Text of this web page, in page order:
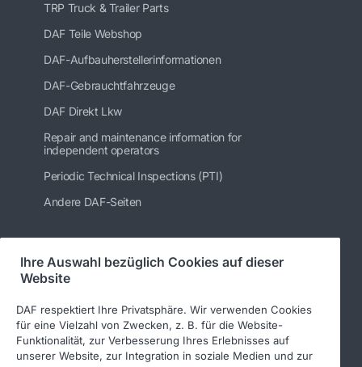
TRP Truck & Trailer Parts
DAF Teile Webshop
DAF-Aufbauherstellerinformationen
DAF-Gebrauchtfahrzeuge
DAF Direkt Lkw
Repair and maintenance information for
independent operators
Periodic Technical Inspections (PTI)
Andere DAF-Seiten
Folgen Sie uns
Ihre Auswahl bezüglich Cookies auf dieser
Website
DAF respektiert Ihre Privatsphäre. Wir verwenden Cookies
für eine Vielzahl von Zwecken, z. B. für die Website-
Funktionalität, zur Verbesserung Ihres Erlebnisses auf
unserer Website, zur Integration in soziale Medien und zur